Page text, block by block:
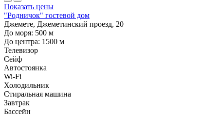
Показать цены
"Родничок" гостевой дом
Джемете, Джеметинский проезд, 20
До моря: 500 м
До центра: 1500 м
Телевизор
Сейф
Автостоянка
Wi-Fi
Холодильник
Стиральная машина
Завтрак
Бассейн